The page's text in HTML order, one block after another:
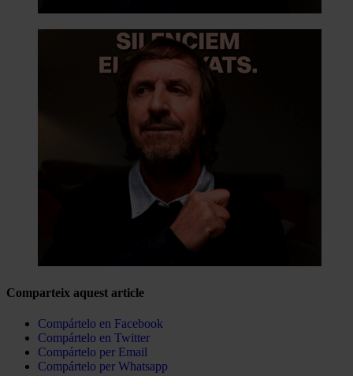
Comparteix aquest article
Compártelo en Facebook
Compártelo en Twitter
Compártelo per Email
Compártelo per Whatsapp